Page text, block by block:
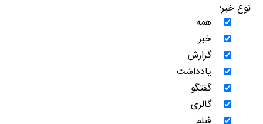
نوع خبر:
همه
خبر
گزارش
یادداشت
گفتگو
گالری